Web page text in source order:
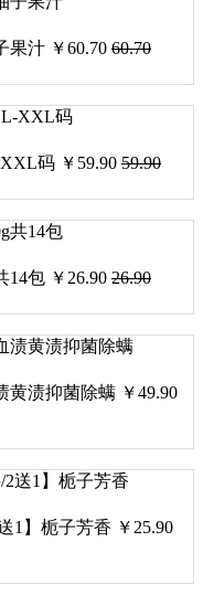
果汁 ￥60.70 60.70
码 ￥ 59.90 59.90
14包 ￥ 26.90 26.90
黄渍抑菌除螨 ￥49.90
1】栀子芳香 ￥ 25.90